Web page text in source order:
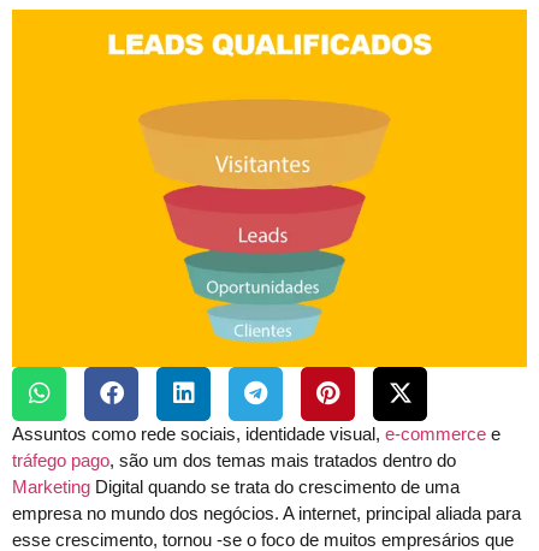
Assuntos como rede sociais, identidade visual, e-commerce e
tráfego pago, são um dos temas mais tratados dentro do
Marketing Digital quando se trata do crescimento de uma
empresa no mundo dos negócios. A internet, principal aliada para
esse crescimento, tornou -se o foco de muitos empresários que